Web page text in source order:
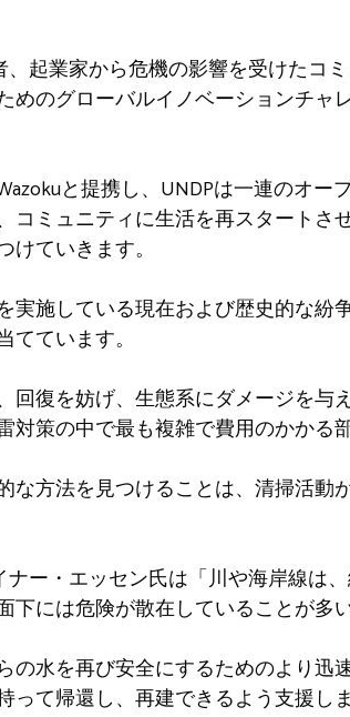
起業家から危機の影響を受けたコ
のグローバルイノベーションチャ
と提携し、UNDPは一連のオー
ミュニティに生活を再スタートさ
ていきます。
施している現在および歴史的な紛
ています。
復を妨げ、生態系にダメージを与
策の中で最も複雑で費用のかかる部
方法を見つけることは、清掃活動
ー・エッセン氏は「川や海岸線は
には危険が散在していることが多
の水を再び安全にするためのより迅
て帰還し、再建できるよう支援し